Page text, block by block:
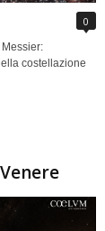
0
costellazione